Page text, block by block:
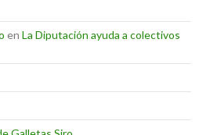
en La Diputación ayuda a colectivos